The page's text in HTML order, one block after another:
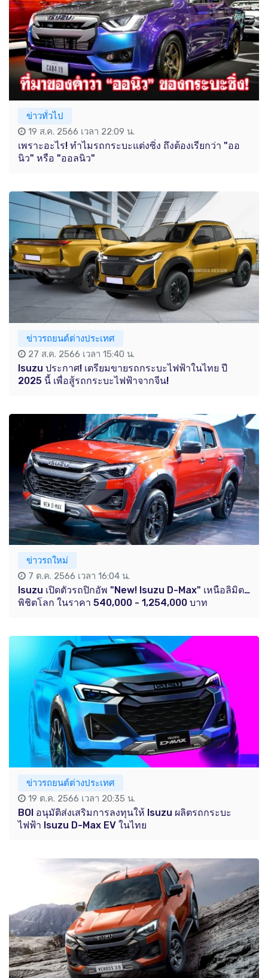
ข่าวทั่วไป
19 ส.ค. 2566 เวลา 22:09 น.
เพราะอะไร! ทำไมรถกระบะแต่งซิ่ง ถึงต้องเรียกว่า "ออ
นิว" หรือ "ออลนิว"
ข่าวรถยนต์ต่างประเทศ
27 ส.ค. 2566 เวลา 15:40 น.
Isuzu ประกาศ! เตรียมขายรถกระบะไฟฟ้าในไทย ปี
2025 นี้ เพื่อสู้รถกระบะไฟฟ้าจากจีน!
ข่าวรถใหม่
7 ต.ค. 2566 เวลา 16:04 น.
Isuzu เปิดตัวรถปิกอัพ "New! Isuzu D-Max" เหนือลิมิต…
พิชิตโลก ในราคา 540,000 - 1,254,000 บาท
ข่าวรถยนต์ต่างประเทศ
19 ต.ค. 2566 เวลา 20:35 น.
BOI อนุมัติส่งเสริมการลงทุนให้ Isuzu ผลิตรถกระบะ
ไฟฟ้า Isuzu D-Max EV ในไทย